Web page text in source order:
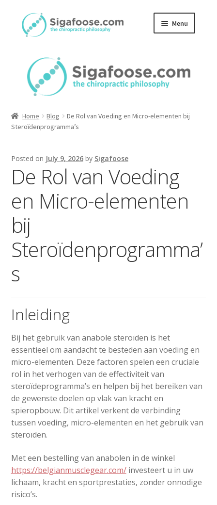
Skip
to
Skip
to
Menu
About Us
Podcasts
Home Blog
De Rol van Voeding en Micro-elementen bij
Steroïdenprogramma’s
Posted on July 9, 2026 by Sigafoose
De Rol van Voeding
en Micro-elementen
bij
Steroïdenprogramma’
s
Inleiding
Bij het gebruik van anabole steroïden is het
essentieel om aandacht te besteden aan voeding en
micro-elementen. Deze factoren spelen een cruciale
rol in het verhogen van de effectiviteit van
steroïdeprogramma’s en helpen bij het bereiken van
de gewenste doelen op vlak van kracht en
spieropbouw. Dit artikel verkent de verbinding
tussen voeding, micro-elementen en het gebruik van
steroïden.
Met een bestelling van anabolen in de winkel
https://belgianmusclegear.com/investeert u in uw
lichaam, kracht en sportprestaties, zonder onnodige
risico’s.